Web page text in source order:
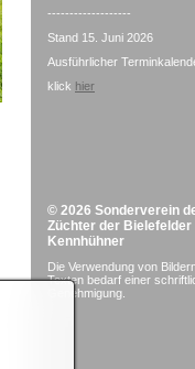
-------------------
Stand 15. Juni 2026
Ausführlicher
klick hier
© 2026 Sonderverein
Züchter der Bielefelder
Kennhühner
Die Verwendung von
Texten bedarf einer
Genehmigung.